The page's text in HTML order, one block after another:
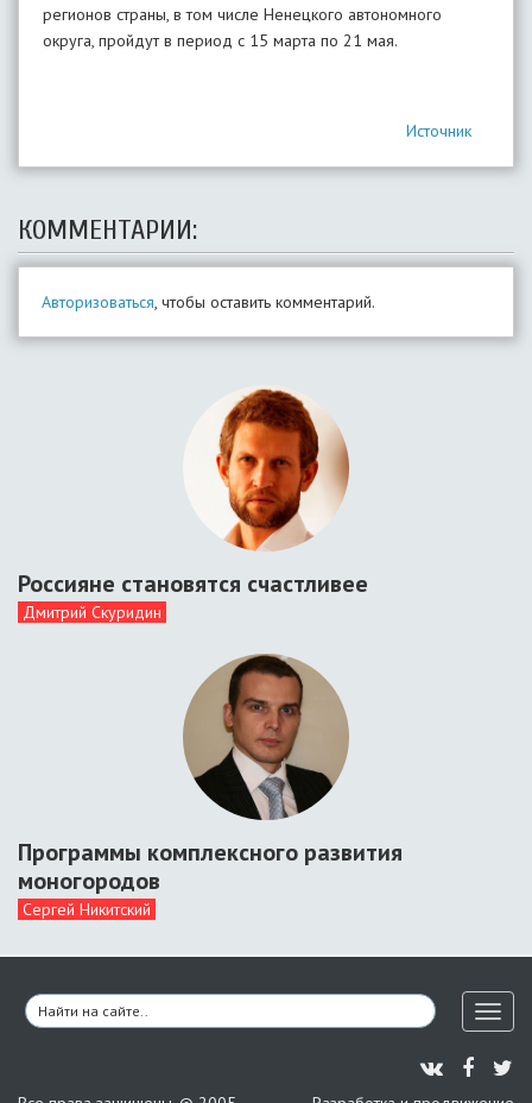
регионов страны, в том числе Ненецкого автономного
округа, пройдут в период с 15 марта по 21 мая.
Источник
КОММЕНТАРИИ:
Авторизоваться, чтобы оставить комментарий.
Россияне становятся счастливее
Дмитрий Скуридин
Программы комплексного развития
моногородов
Сергей Никитский